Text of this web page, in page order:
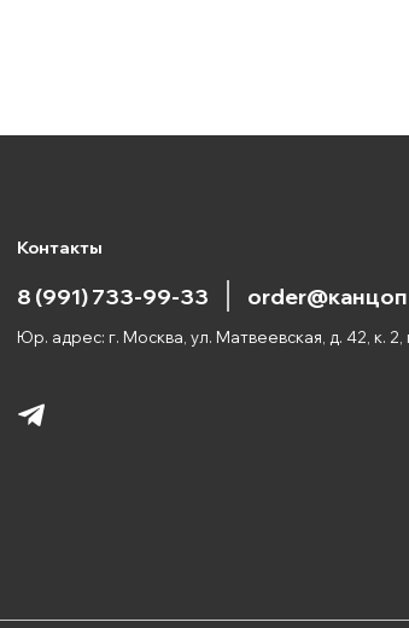
Контакты
8 (991) 733-99-33
Юр. адрес: г. Москва, ул. Матвеевская, д. 42, к. 2,